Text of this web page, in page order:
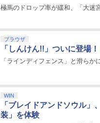
極馬のドロップ率が緩和、「大迷
ブラウザ
「しんけん!!」ついに登場
「ラインディフェンス」と滑らか
WIN
「ブレイドアンドソウル」
装」を体験